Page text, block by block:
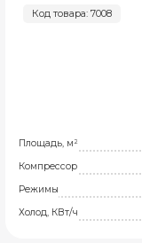
Код товара: 7008
Площадь, м²
Компрессор
Режимы
Холод, КВт/ч